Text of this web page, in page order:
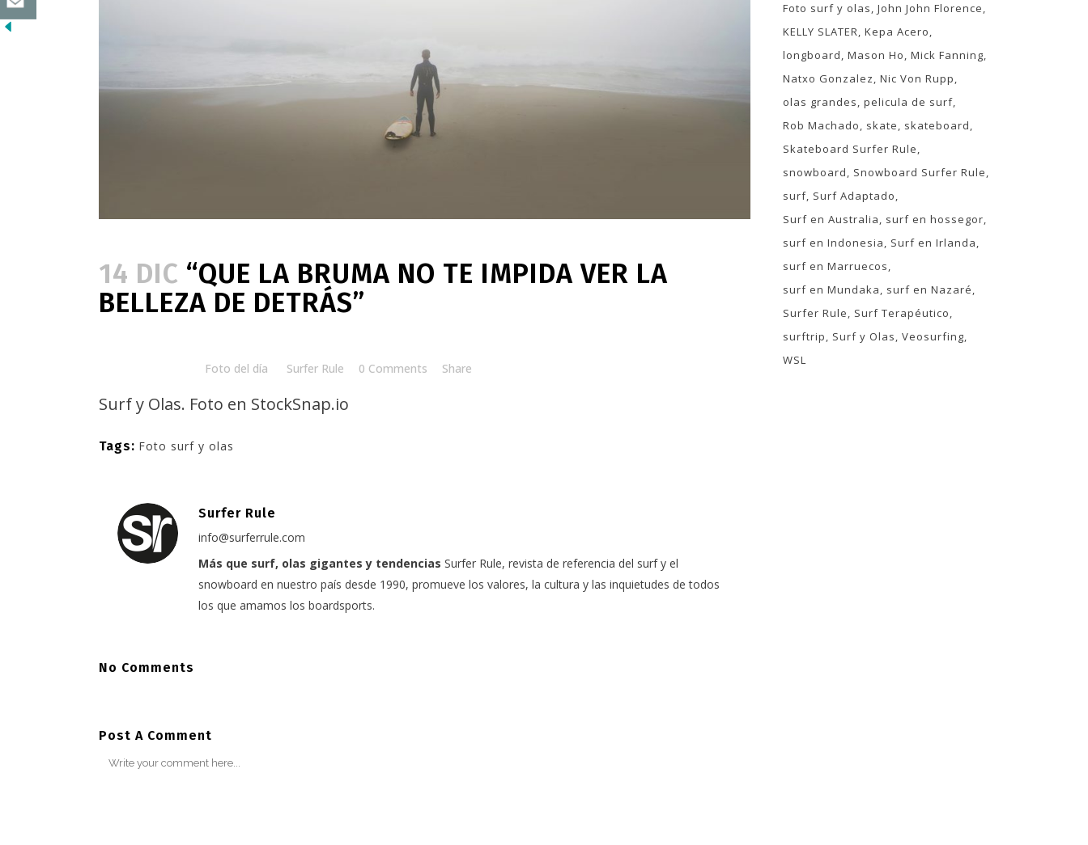
14 DIC “QUE LA BRUMA NO TE IMPIDA VER LA
BELLEZA DE DETRÁS”
Foto del día Surfer Rule 0 Comments Share
Surf y Olas. Foto en StockSnap.io
Tags: Foto surf y olas
Surfer Rule
info@surferrule.com
Más que surf, olas gigantes y tendencias Surfer Rule, revista de referencia del surf y el
snowboard en nuestro país desde 1990, promueve los valores, la cultura y las inquietudes de todos
los que amamos los boardsports.
No Comments
Post A Comment
Foto surf y olas John John Florence
KELLY SLATER Kepa Acero
longboard Mason Ho Mick Fanning
Natxo Gonzalez Nic Von Rupp
olas grandes pelicula de surf
Rob Machado
skate
skateboard
Skateboard Surfer Rule
snowboard
Snowboard Surfer Rule
surf Surf Adaptado
Surf en Australia
surf en hossegor
surf en Indonesia
Surf en Irlanda
surf en Marruecos
surf en Mundaka
surf en Nazaré
Surfer Rule
Surf Terapéutico
surftrip
Surf y Olas Veosurfing
WSL